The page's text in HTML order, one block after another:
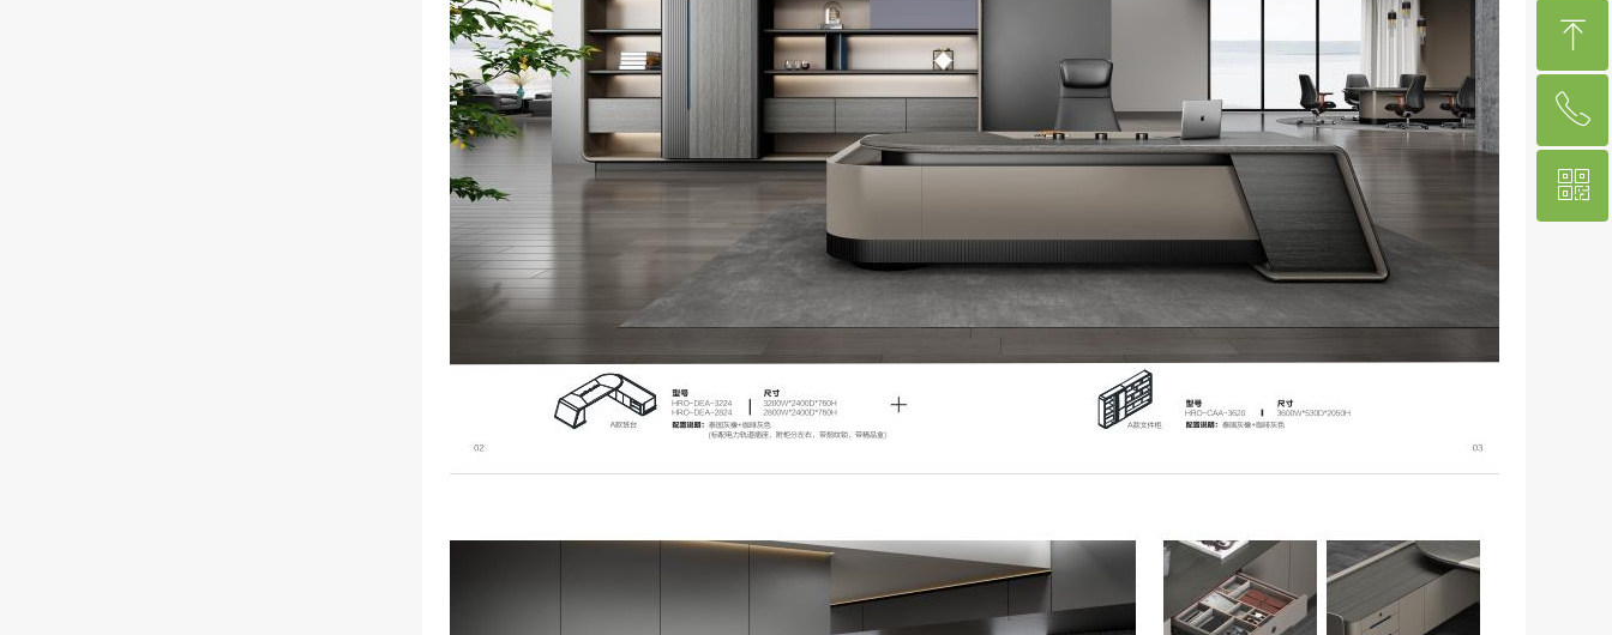
ꁸ
回到顶部
ꂅ
13606931501
ꀥ